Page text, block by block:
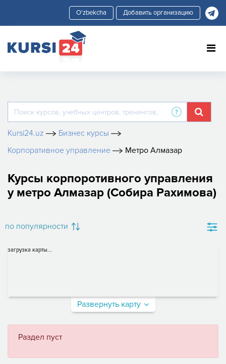
Добавить организацию
Kursi24.uz
Бизнес курсы
Корпоративное управление
Метро Алмазар
Курсы корпоротивного управления
у метро Алмазар (Собира Рахимова)
по популярности
загрузка карты...
Развернуть карту
Раздел пуст